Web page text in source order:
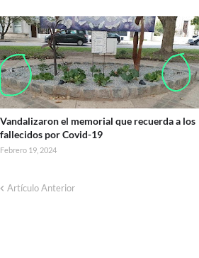
Vandalizaron el memorial que recuerda a los
fallecidos por Covid-19
Febrero 19, 2024
Artículo Anterior